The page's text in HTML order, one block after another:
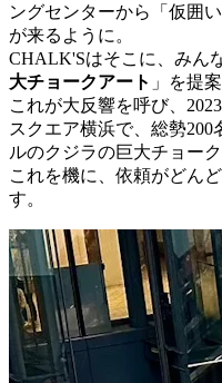
ングセンターから「仮囲
が来るように。
CHALK'Sはそこに、みん
大チョークアート 」を提
これが大反響を呼び、
スクエア横浜で、総勢200
ルのクジラの巨大チョー
これを機に、依頼がどん
す。